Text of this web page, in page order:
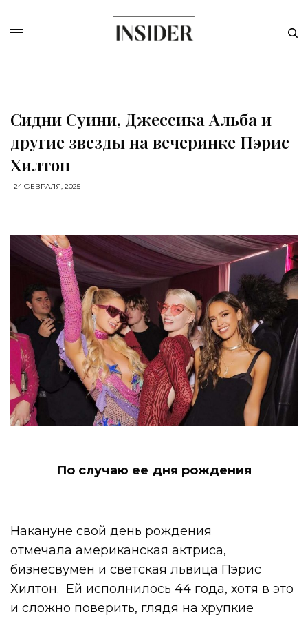
Сидни Суини, Джессика Альба и
другие звезды на вечеринке Пэрис
Хилтон
24 ФЕВРАЛЯ, 2025
По случаю ее дня рождения
Накануне свой день рождения
отмечала американская актриса,
бизнесвумен и светская львица Пэрис
Хилтон. Ей исполнилось 44 года, хотя в это
и сложно поверить, глядя на хрупкие